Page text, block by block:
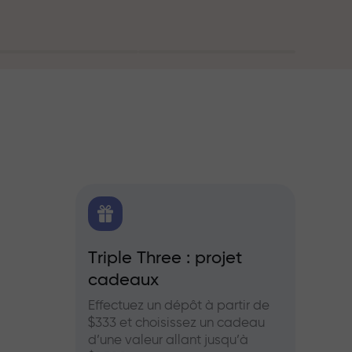
Triple Three : projet
cadeaux
Effectuez un dépôt à partir de
$333 et choisissez un cadeau
d’une valeur allant jusqu’à